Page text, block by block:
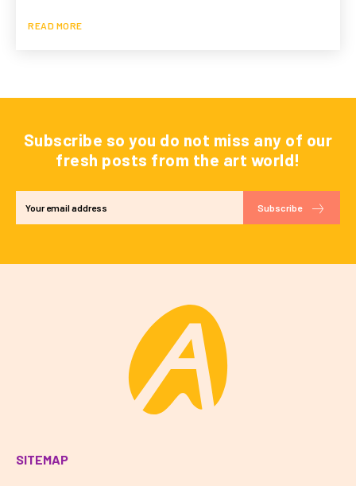
READ MORE
Subscribe so you do not miss any of our
fresh posts from the art world!
Subscribe
SITEMAP